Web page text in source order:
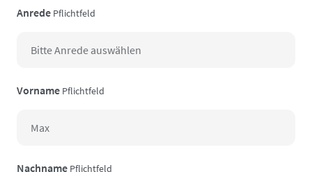
Anrede Pflichtfeld
Vorname Pflichtfeld
Nachname Pflichtfeld